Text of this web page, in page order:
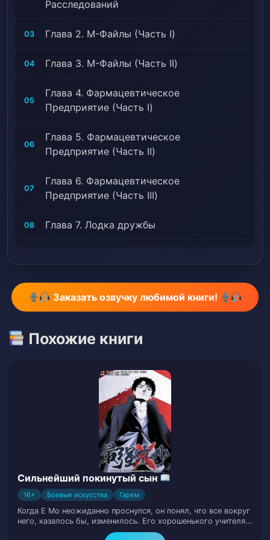
мира, заполучив свой титул первопроходца эры!#
Daoism, Демоны, Трудолюбивый протагонист, Магия
Месть, Становление сильного
Расследований
03 Глава 2. М-Файлы (Часть I)
04 Глава 3. М-Файлы (Часть II)
05
Глава 4. Фармацевтическое
Предприятие (Часть I)
06
Глава 5. Фармацевтическое
Предприятие (Часть II)
07
Глава 6. Фармацевтическое
Предприятие (Часть III)
08 Глава 7. Лодка дружбы
10 Глава 9. Берсерк (Часть I)
Глава 12. Золотой Лотос Всплеска Земли
Глава 13. Море ци (Часть I)
15 Глава 14. Море ци (Часть II)
Глава 15. Извинение
Глава 16. Сдача результатов
Заказать озвучку любимой книги!
Похожие книги
Сильнейший покинутый сын
16+ Боевые искусства Гарем
Когда Е Мо неожиданно проснулся, он понял, что все вокруг
него, казалось бы, изменилось. Его хорошенького учителя…